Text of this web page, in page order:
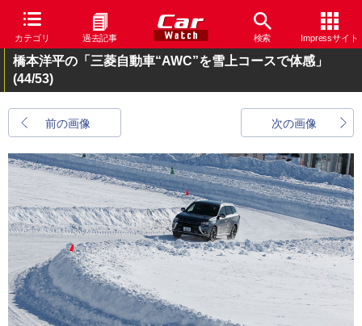
カテゴリ 過去記事 検索 Impressサイト
橋本洋平の「三菱自動車“AWC”を雪上コースで体感」
(44/53)
前の画像 次の画像